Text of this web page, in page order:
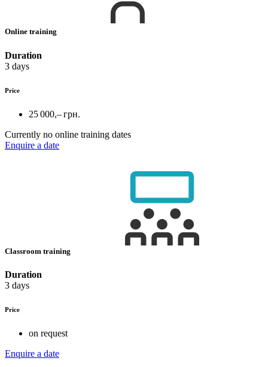
Online training
Duration
3 days
Price
25 000,– грн.
Currently no online training dates
Enquire a date
Classroom training
Duration
3 days
Price
on request
Enquire a date